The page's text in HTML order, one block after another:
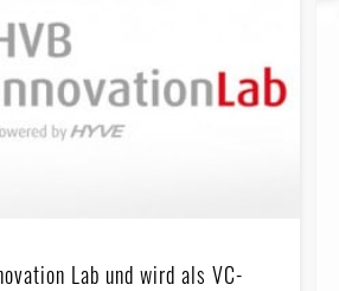
Lab und wird als VC-